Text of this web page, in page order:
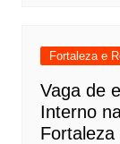
Fortaleza e
Vaga de
Interno